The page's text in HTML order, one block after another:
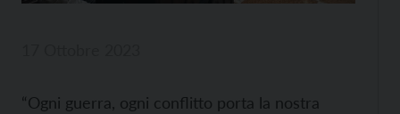
“Ogni guerra, ogni conflitto porta la nostra